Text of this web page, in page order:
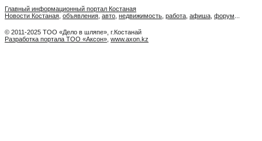
Главный информационный портал Костаная
Новости Костаная объявления авто недвижимость работа афиша форум
© 2011-2025 ТОО «Дело в шляпе», г.Костанай
Разработка портала ТОО «Аксон» www.axon.kz